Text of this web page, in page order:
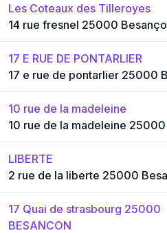
Les Coteaux des Tilleroyes
14 rue fresnel 25000
17 E RUE DE PONTARLIER
17 e rue de pontarlier 25000
10 rue de la madeleine
10 rue de la madeleine
LIBERTE
2 rue de la liberte 25000
17 Quai de strasbourg 25000
BESANCON